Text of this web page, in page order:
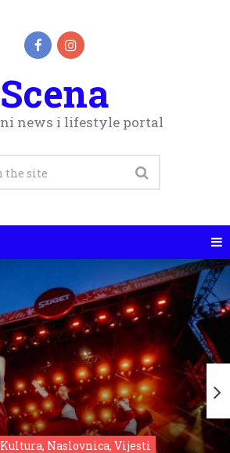
Scena
news i lifestyle portal
Kultura, Naslovnica, Vijesti